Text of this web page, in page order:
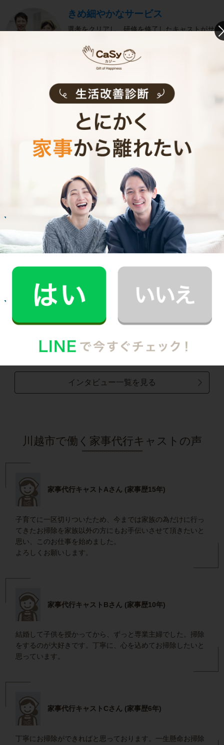
きめ細やかなサービス
選考をクリアし、研修を修了したキャストがサ
やかなサービスで、健やかな生活をサポートし
お掃除代行のサービス内容
お掃除代行のサービス料金
ご利用者インタビュー
Customer Interview
M.T.さん
30代 共働き 子育て中
まるで実家の母親が家事を手伝いにきてくれた
安心感。
記事全文を見る
お掃除
R.H.さん
30代 共働き 子育て中
普段できない時間を過ごすことができ、休日が
記事全文を見る
インタビュー一覧を見る
川越市で働く家事代行キャストの声
家事代行キャストAさん (家事歴15年)
子育てに一区切りついたため、今までは家族の為だけに行っ
てきたお掃除を家族以外の方にもお手伝いさせて頂きたいと
思い、このお仕事を始めました。
よろしくお願いします。
家事代行キャストBさん (家事歴10年)
結婚して子供を授かってから、ずっと専業主婦でした。掃除
をするのが大好きです。丁寧に、心を込めてお掃除したいと
思っています。
家事代行キャストCさん (家事歴6年)
丁寧にお掃除ができればと思っております。一生懸命お掃除